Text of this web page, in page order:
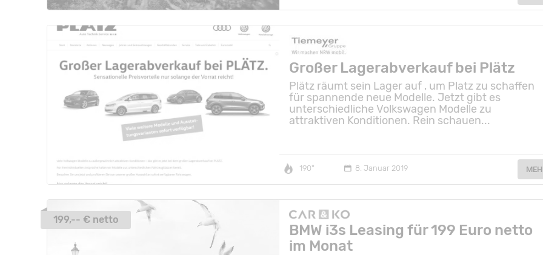
Großer Lagerabverkauf bei Plätz
Plätz räumt sein Lager auf , um Platz zu schaffen
für spannende neue Modelle. Jetzt gibt es
unterschiedliche Volkswagen Modelle zu
attraktiven Konditionen. Rein schauen...
190° 8. Januar 2019
BMW i3s Leasing für 199 Euro netto
im Monat
199,-- € netto